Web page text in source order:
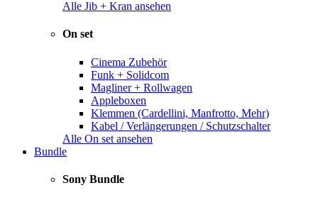
Alle Jib + Kran ansehen
On set
Cinema Zubehör
Funk + Solidcom
Magliner + Rollwagen
Appleboxen
Klemmen (Cardellini, Manfrotto, Mehr)
Kabel / Verlängerungen / Schutzschalter
Alle On set ansehen
Bundle
Sony Bundle